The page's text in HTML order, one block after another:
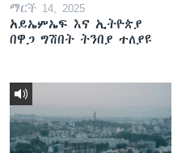
ማርች 14, 2025
አይኤምኤፍ እና ኢትዮጵያ
በዋጋ ግሽበት ትንበያ ተለያዩ